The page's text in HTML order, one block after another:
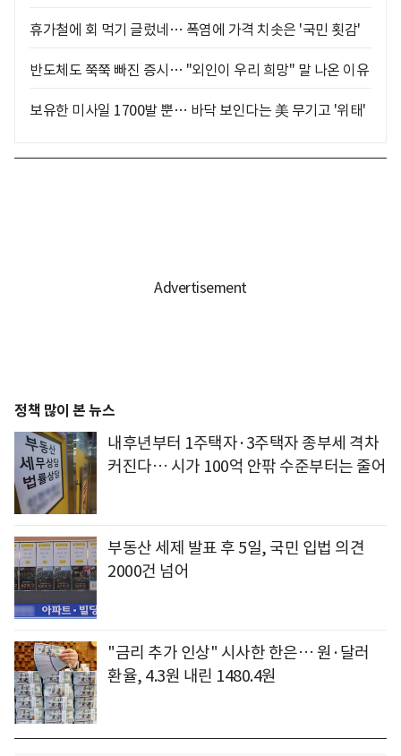
휴가철에 회 먹기 글렀네… 폭염에 가격 치솟은 '국민 횟감'
반도체도 쭉쭉 빠진 증시… "외인이 우리 희망" 말 나온 이유
보유한 미사일 1700발 뿐… 바닥 보인다는 美 무기고 '위태'
정책 많이 본 뉴스
내후년부터 1주택자·3주택자 종부세 격차
커진다… 시가 100억 안팎 수준부터는 줄어
부동산 세제 발표 후 5일, 국민 입법 의견
2000건 넘어
"금리 추가 인상" 시사한 한은… 원·달러
환율, 4.3원 내린 1480.4원